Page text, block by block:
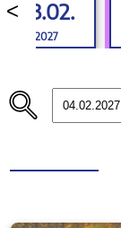
<03.02.
2027